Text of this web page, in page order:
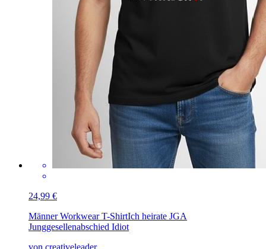
24,99 €
Männer Workwear T-ShirtIch heirate JGA
Junggesellenabschied Idiot
von creativeleader